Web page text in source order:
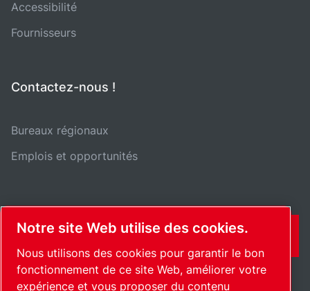
Accessibilité
Fournisseurs
Contactez-nous !
Bureaux régionaux
Emplois et opportunités
CONTACT
Notre site Web utilise des cookies.
Nous utilisons des cookies pour garantir le bon
fonctionnement de ce site Web, améliorer votre
expérience et vous proposer du contenu